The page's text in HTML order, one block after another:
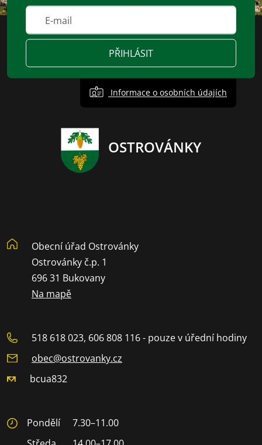
PŘIHLÁSIT
Informace o osobních údajích
OSTROVÁNKY
Obecní úřad Ostrovánky
Ostrovánky č.p. 1
696 31 Bukovany
Na mapě
518 618 023, 606 808 116 - pouze v úřední hodiny
obec@ostrovanky.cz
bcua832
Pondělí
7.30–11.00